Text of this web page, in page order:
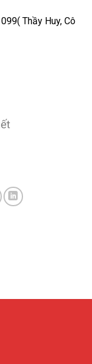
Thầy Huy, Cô